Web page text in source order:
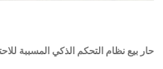
حار بيع نظام التحكم الذكي المسببة